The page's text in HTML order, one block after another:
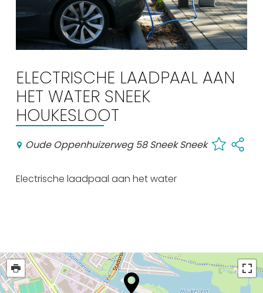
Overnachten
Arrangementen
Jouw Sneek
De Friese meren
Top 10 leuke dingen
Vakantie vieren in Sneek
ELECTRISCHE LAADPAAL AAN
HET WATER SNEEK
HOUKESLOOT
Oude Oppenhuizerweg 58 Sneek Sneek
Electrische laadpaal aan het water